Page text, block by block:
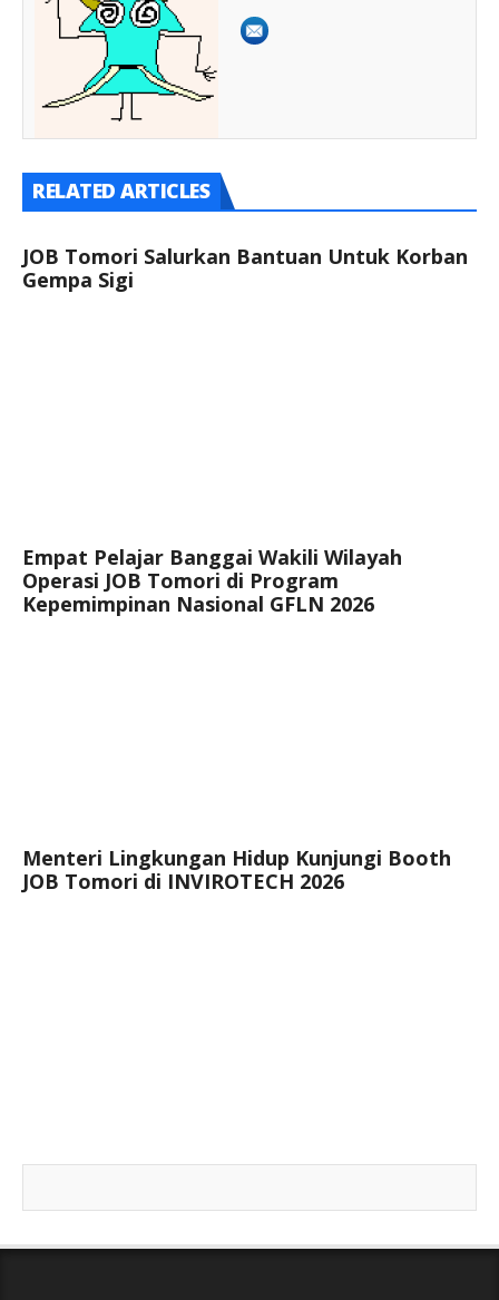
RELATED ARTICLES
JOB Tomori Salurkan Bantuan Untuk Korban
Gempa Sigi
Empat Pelajar Banggai Wakili Wilayah
Operasi JOB Tomori di Program
Kepemimpinan Nasional GFLN 2026
Menteri Lingkungan Hidup Kunjungi Booth
JOB Tomori di INVIROTECH 2026